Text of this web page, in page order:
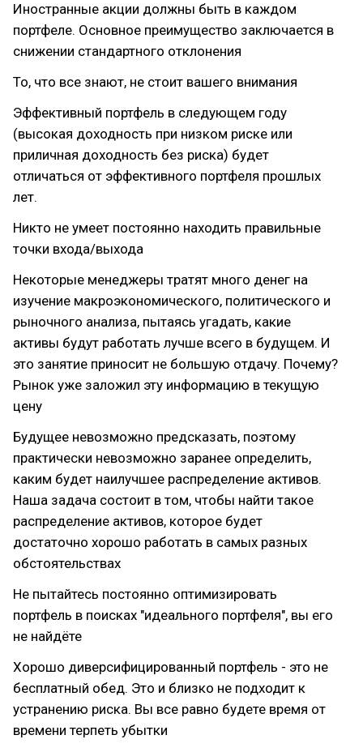
Иностранные акции должны быть в каждом
портфеле. Основное преимущество заключается в
снижении стандартного отклонения
То, что все знают, не стоит вашего внимания
Эффективный портфель в следующем году
(высокая доходность при низком риске или
приличная доходность без риска) будет
отличаться от эффективного портфеля прошлых
лет.
Никто не умеет постоянно находить правильные
точки входа/выхода
Некоторые менеджеры тратят много денег на
изучение макроэкономического, политического и
рыночного анализа, пытаясь угадать, какие
активы будут работать лучше всего в будущем. И
это занятие приносит не большую отдачу. Почему?
Рынок уже заложил эту информацию в текущую
цену
Будущее невозможно предсказать, поэтому
практически невозможно заранее определить,
каким будет наилучшее распределение активов.
Наша задача состоит в том, чтобы найти такое
распределение активов, которое будет
достаточно хорошо работать в самых разных
обстоятельствах
Не пытайтесь постоянно оптимизировать
портфель в поисках "идеального портфеля", вы его
не найдёте
Хорошо диверсифицированный портфель - это не
бесплатный обед. Это и близко не подходит к
устранению риска. Вы все равно будете время от
времени терпеть убытки